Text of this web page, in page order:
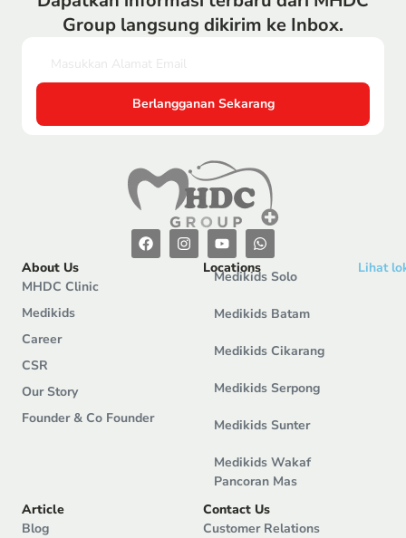
Group langsung dikirim ke Inbox.
Berlangganan Sekarang
About Us
MHDC Clinic
Medikids
Career
CSR
Our Story
Founder & Co Founder
Locations
Medikids Solo
Medikids Batam
Medikids Cikarang
Medikids Serpong
Medikids Sunter
Medikids Wakaf
Pancoran Mas
Lihat
Article
Blog
Contact Us
Customer Relations